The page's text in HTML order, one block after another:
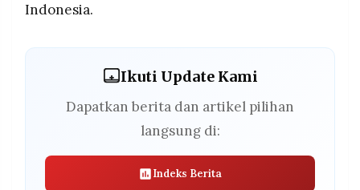
Indonesia.
Ikuti Update Kami
Dapatkan berita dan artikel pilihan
langsung di:
Indeks Berita